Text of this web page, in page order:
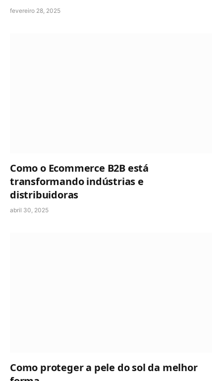
fevereiro 28, 2025
Como o Ecommerce B2B está
transformando indústrias e
distribuidoras
abril 30, 2025
Como proteger a pele do sol da melhor